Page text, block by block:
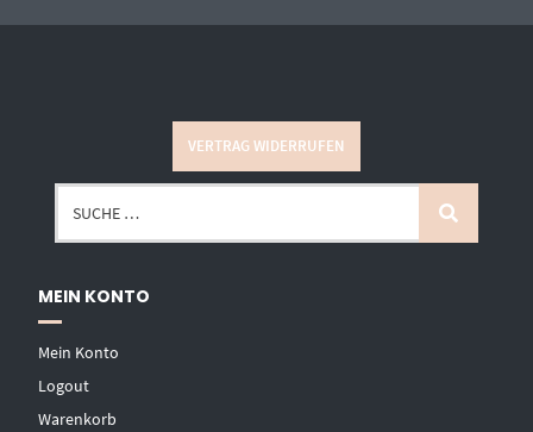
VERTRAG WIDERRUFEN
MEIN KONTO
Mein Konto
Logout
Warenkorb